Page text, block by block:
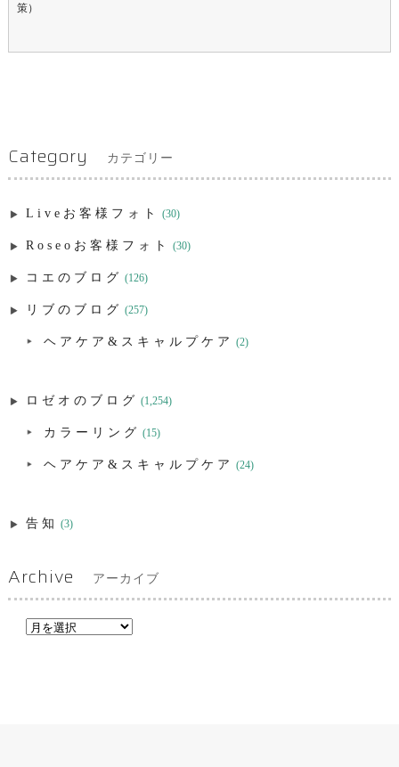
策）
Category カテゴリー
Liveお客様フォト (30)
Roseoお客様フォト (30)
コエのブログ (126)
リブのブログ (257)
ヘアケア&スキャルプケア (2)
ロゼオのブログ (1,254)
カラーリング (15)
ヘアケア&スキャルプケア (24)
告知 (3)
Archive アーカイブ